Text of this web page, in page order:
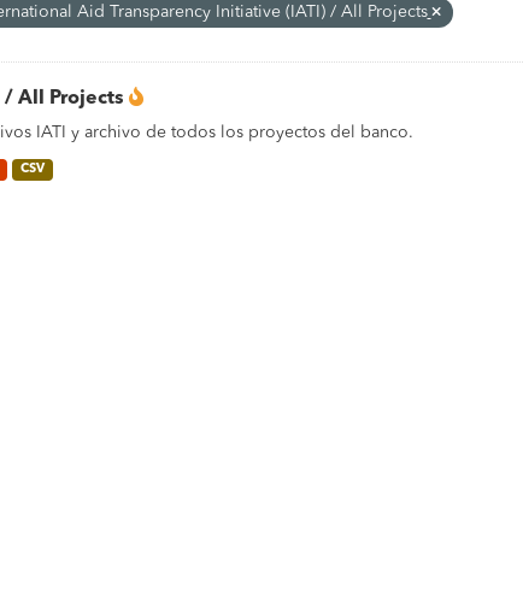
Aid Transparency Initiative (IATI) / All Projects
/ All Projects
IATI y archivo de todos los proyectos del banco.
CSV